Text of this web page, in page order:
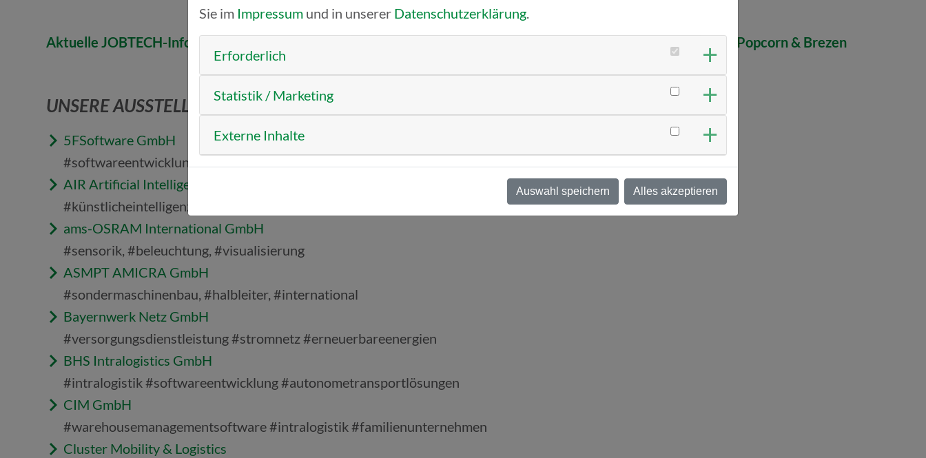
Aktuelle JOBTECH-Infos auf einen Blick: Raumübersicht, Ausstellerübersicht, Gewinnspiel, Kaltgetränke, Kaffee, Popcorn & Brezen
UNSERE AUSSTELLER
5FSoftware GmbH
#softwareentwicklung #saasitdienstleister #cloud-plattform
AIR Artificial Intelligence Regensburg
#künstlicheintelligenz #ki #regensburg
ams-OSRAM International GmbH
#sensorik, #beleuchtung, #visualisierung
ASMPT AMICRA GmbH
#sondermaschinenbau, #halbleiter, #international
Bayernwerk Netz GmbH
#versorgungsdienstleistung #stromnetz #erneuerbareenergien
BHS Intralogistics GmbH
#intralogistik #softwareentwicklung #autonometransportlösungen
CIM GmbH
#warehousemanagementsoftware #intralogistik #familienunternehmen
Cluster Mobility & Logistics
Sie im Impressum und in unserer Datenschutzerklärung
Erforderlich
Statistik / Marketing
Externe Inhalte
Auswahl speichern Alles akzeptieren